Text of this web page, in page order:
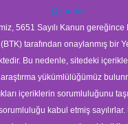
@karabul
5651 Sayılı Kanun
tarafından onaylanmış bir
Bu nedenle, sitedeki
yükümlülüğümüz
içeriklerin sorumluluğunu
kabul etmiş